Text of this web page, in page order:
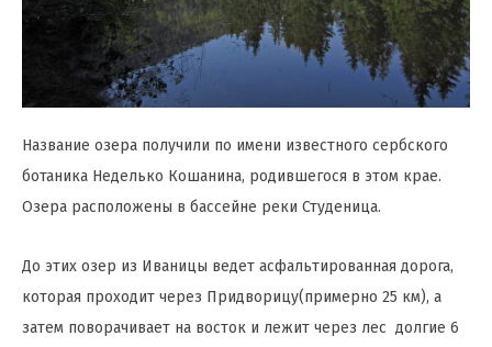
Название озера получили по имени известного сербского
ботаника Неделько Кошанина, родившегося в этом крае.
Озера расположены в бассейне реки Студеница.
До этих озер из Иваницы ведет асфальтированная дорога,
которая проходит через Придворицу(примерно 25 км), а
затем поворачивает на восток и лежит через лес долгие 6